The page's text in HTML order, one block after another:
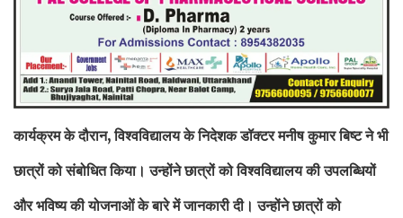
कार्यक्रम के दौरान, विश्वविद्यालय के निदेशक डॉक्टर मनीष कुमार बिष्ट ने भी
छात्रों को संबोधित किया। उन्होंने छात्रों को विश्वविद्यालय की उपलब्धियों
और भविष्य की योजनाओं के बारे में जानकारी दी। उन्होंने छात्रों को